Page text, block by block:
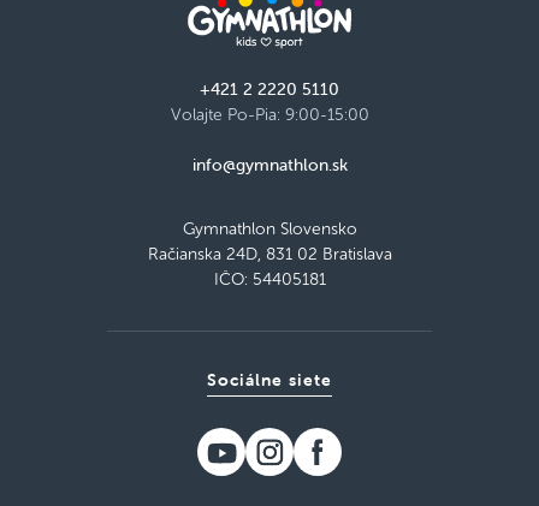
+421 2 2220 5110
Volajte Po-Pia: 9:00-15:00
info@gymnathlon.sk
Gymnathlon Slovensko
Račianska 24D, 831 02 Bratislava
IČO: 54405181
Sociálne siete